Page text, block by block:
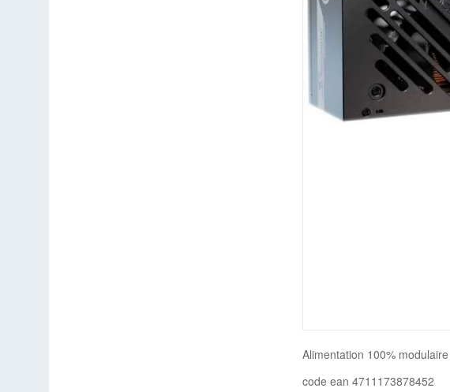
Alimentation 100%
code ean 4711173878452